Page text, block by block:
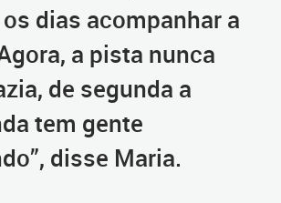
dias acompanhar a
a pista nunca
de segunda a
tem gente
disse Maria.